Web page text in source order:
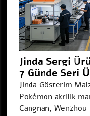
Jinda Sergi
7 Günde Seri
Ürün
Jinda Gösterim
Pokémon akrilik
Cangnan,